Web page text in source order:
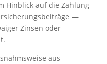
Hinblick auf die Zahlung
—
Zinsen oder
aus